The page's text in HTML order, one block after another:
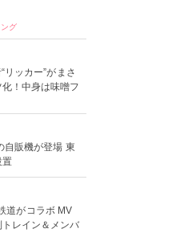
グ
リッカー”がまさ
！中身は味噌フ
自販機が登場 東
置
道がコラボ MV
レイン＆メンバ